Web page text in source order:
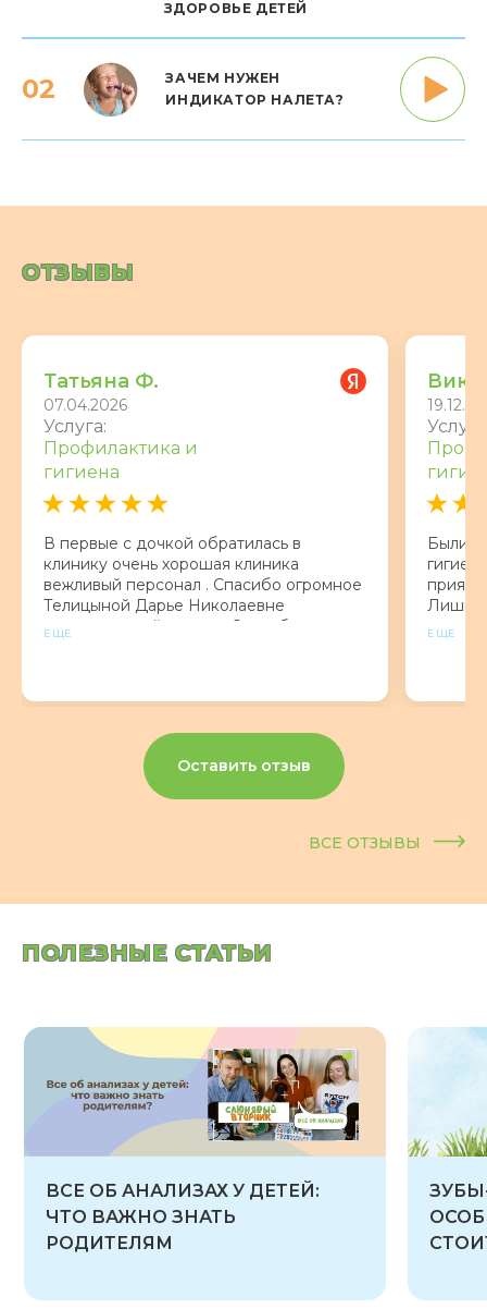
ЗДОРОВЬЕ ДЕТЕЙ
02
ЗАЧЕМ НУЖЕН
ИНДИКАТОР НАЛЕТА?
ОТЗЫВЫ
Татьяна Ф.
07.04.2026
Услуга:
Профилактика и
гигиена
В первые с дочкой обратилась в
клинику очень хорошая клиника
вежливый персонал . Спасибо огромное
Телицыной Дарье Николаевне
замечательный доктор. Спасибо что вы
ЕЩЕ
Были с
и по
ЕЩЕ
ВСЕ ОТЗЫВЫ
Оставить отзыв
ПОЛЕЗНЫЕ СТАТЬИ
ВСЕ ОБ АНАЛИЗАХ У ДЕТЕЙ:
ЧТО ВАЖНО ЗНАТЬ
РОДИТЕЛЯМ